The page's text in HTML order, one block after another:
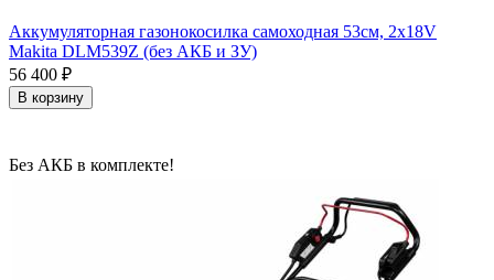
Аккумуляторная газонокосилка самоходная 53см, 2х18V
Makita DLM539Z (без АКБ и ЗУ)
56 400 ₽
В корзину
Без АКБ в комплекте!